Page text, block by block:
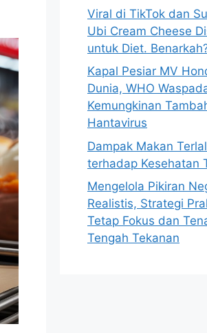
Viral di TikTok dan
Ubi Cream Cheese
untuk Diet.
Kapal Pesiar MV
Dunia, WHO
Kemungkinan
Hantavirus
Dampak Makan
terhadap Kesehatan
Mengelola Pikiran
Realistis, Strategi
Tetap Fokus dan
Tengah Tekanan